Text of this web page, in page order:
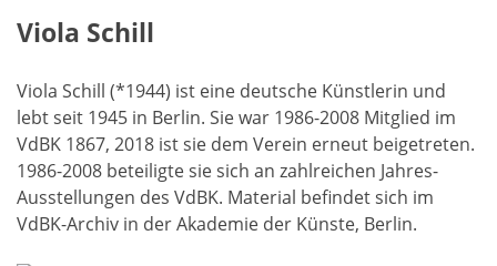
Viola Schill
Viola Schill (*1944) ist eine deutsche Künstlerin und
lebt seit 1945 in Berlin. Sie war 1986-2008 Mitglied im
VdBK 1867, 2018 ist sie dem Verein erneut beigetreten.
1986-2008 beteiligte sie sich an zahlreichen Jahres-
Ausstellungen des VdBK. Material befindet sich im
VdBK-Archiv in der Akademie der Künste, Berlin.